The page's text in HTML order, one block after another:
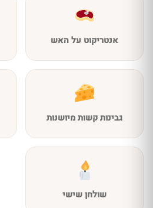
אנטריקוט על האש
גבינות קשות מיושנות
שולחן שישי